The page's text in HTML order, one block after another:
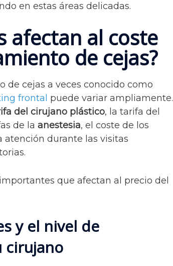
en estas áreas delicadas.
afectan al coste
de cejas?
de cejas a veces conocido como
frontal puede variar ampliamente.
del cirujano plástico, la tarifa del
de laanestesia, el coste de los
atención durante las visitas
que afectan al precio del
y el nivel de
cirujano